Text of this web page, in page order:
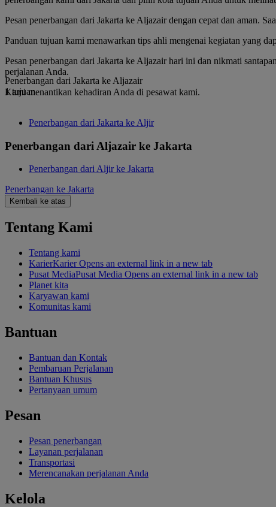
Pesan penerbangan dari Jakarta ke Aljazair dengan cepat dan aman.
Panduan tujuan kami menawarkan tips ahli mengenai kegiatan yang
Pesan penerbangan dari Jakarta ke Aljazair hari ini dan nikmati
perjalanan Anda.
Kami menantikan kehadiran Anda di pesawat kami.
Penerbangan dari Jakarta ke Aljazair
1 tujuan
Penerbangan dari Jakarta ke Aljir
Penerbangan dari Aljazair ke Jakarta
Penerbangan dari Aljir ke Jakarta
Penerbangan ke Jakarta
Kembali ke atas
Tentang Kami
Tentang kami
KarierKarier Opens an external link in a new tab
Pusat MediaPusat Media Opens an external link in a new tab
Planet kita
Karyawan kami
Komunitas kami
Bantuan
Bantuan dan Kontak
Pembaruan Perjalanan
Bantuan Khusus
Pertanyaan umum
Pesan
Pesan penerbangan
Layanan perjalanan
Transportasi
Merencanakan perjalanan Anda
Kelola